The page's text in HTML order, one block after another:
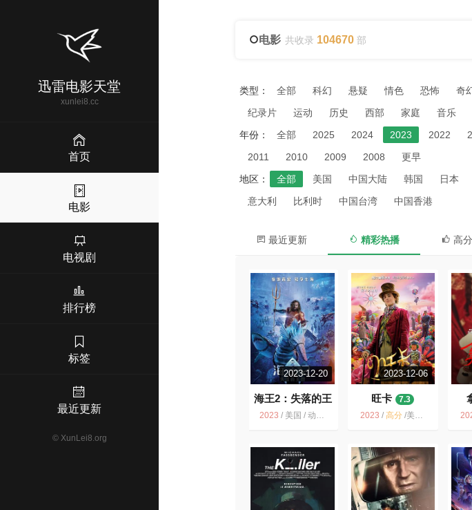
迅雷电影天堂
xunlei8.cc
首页
电影
电视剧
排行榜
标签
最近更新
© XunLei8.org
电影 共收录 104670 部
类型： 全部 科幻 悬疑 情色 恐怖 奇
纪录片
运动 历史 西部 家庭 音乐
年份：
全部 2025 2024 2023 2022
2011
2010 2009 2008
更早
地区：
全部 美国 中国大陆 韩国 日本
意大利
比利时 中国台湾 中国香港
最近更新 精彩热播 高
2023-12-20
海王2：失落的王
国
6.2
2023 / 美国 / 动作 科幻 奇幻 冒险
2023-12-06
旺卡
7.3
2023 / 高分/美国 / 英国 / 加拿大 / 喜剧 歌舞 奇幻 冒险